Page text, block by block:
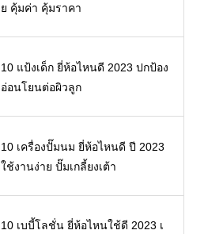
ย คุ้มค่า คุ้มราคา
10 แป้งเด็ก ยี่ห้อไหนดี 2023 ปกป้อง
อ่อนโยนต่อผิวลูก
10 เครื่องปั๊มนม ยี่ห้อไหนดี ปี 2023
ใช้งานง่าย ปั๊มเกลี้ยงเต้า
10 เบบี้โลชั่น ยี่ห้อไหนใช้ดี 2023 เ